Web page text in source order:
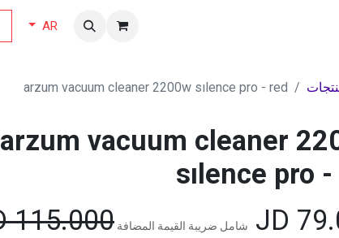
AR
arzum vacuum cleaner 2200w sılence pro - red
arzum vacuum cleaner
sılence pro -
شامل ضريبة القيمة المضافة 115.000
JD